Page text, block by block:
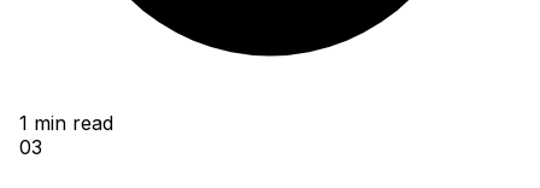
1 min read
03